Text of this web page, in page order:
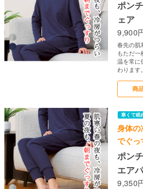
ポン
ェア
9,900
春先の肌
もただ一
温を常に
わります。
商
身体の
でぐっ
ポン
エア
9,350